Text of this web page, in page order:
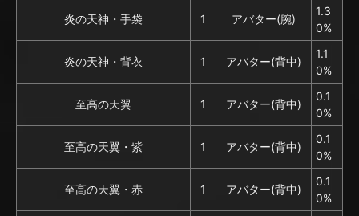
炎の天神・手袋 1 アバター(腕)
1.3
0%
炎の天神・背衣 1 アバター(背中)
1.1
0%
至高の天翼 1 アバター(背中)
0.1
0%
至高の天翼・紫 1 アバター(背中)
0.1
0%
至高の天翼・赤 1 アバター(背中)
0.1
0%